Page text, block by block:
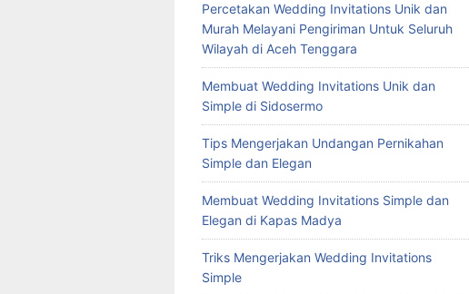
Percetakan Wedding Invitations Unik dan
Murah Melayani Pengiriman Untuk Seluruh
Wilayah di Aceh Tenggara
Membuat Wedding Invitations Unik dan
Simple di Sidosermo
Tips Mengerjakan Undangan Pernikahan
Simple dan Elegan
Membuat Wedding Invitations Simple dan
Elegan di Kapas Madya
Triks Mengerjakan Wedding Invitations
Simple